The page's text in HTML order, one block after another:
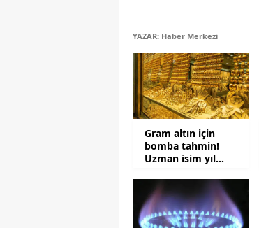
YAZAR: Haber Merkezi
Gram altın için
bomba tahmin!
Uzman isim yıl